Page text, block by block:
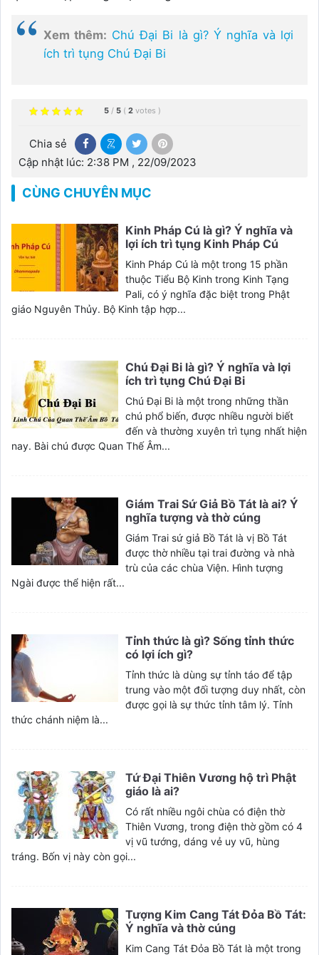
Xem thêm: Chú Đại Bi là gì? Ý nghĩa và lợi
ích trì tụng Chú Đại Bi
5 / 5 ( 2 votes )
Chia sẻ
Cập nhật lúc: 2:38 PM , 22/09/2023
CÙNG CHUYÊN MỤC
Kinh Pháp Cú là gì? Ý nghĩa và
lợi ích trì tụng Kinh Pháp Cú
Kinh Pháp Cú là một trong 15 phần
thuộc Tiểu Bộ Kinh trong Kinh Tạng
Pali, có ý nghĩa đặc biệt trong Phật
giáo Nguyên Thủy. Bộ Kinh tập hợp...
Chú Đại Bi là gì? Ý nghĩa và lợi
ích trì tụng Chú Đại Bi
Chú Đại Bi là một trong những thần
chú phổ biến, được nhiều người biết
đến và thường xuyên trì tụng nhất hiện
nay. Bài chú được Quan Thế Âm...
Giám Trai Sứ Giả Bồ Tát là ai? Ý
nghĩa tượng và thờ cúng
Giám Trai sứ giả Bồ Tát là vị Bồ Tát
được thờ nhiều tại trai đường và nhà
trù của các chùa Viện. Hình tượng
Ngài được thể hiện rất...
Tỉnh thức là gì? Sống tỉnh thức
có lợi ích gì?
Tỉnh thức là dùng sự tỉnh táo để tập
trung vào một đối tượng duy nhất, còn
được gọi là sự thức tỉnh tâm lý. Tỉnh
thức chánh niệm là...
Tứ Đại Thiên Vương hộ trì Phật
giáo là ai?
Có rất nhiều ngôi chùa có điện thờ
Thiên Vương, trong điện thờ gồm có 4
vị vũ tướng, dáng vẻ uy vũ, hùng
tráng. Bốn vị này còn gọi...
Tượng Kim Cang Tát Đỏa Bồ Tát:
Ý nghĩa và thờ cúng
Kim Cang Tát Đỏa Bồ Tát là một trong